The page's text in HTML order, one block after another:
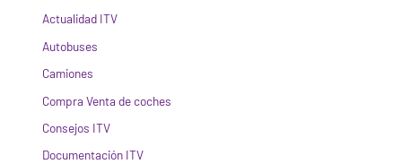
Actualidad ITV
Autobuses
Camiones
Compra Venta de coches
Consejos ITV
Documentación ITV